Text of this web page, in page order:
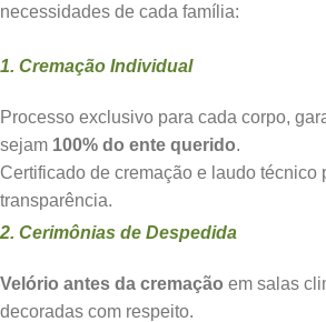
necessidades de cada família:
1. Cremação Individual
Processo exclusivo para cada corpo,
sejam 100% do ente querido.
Certificado de cremação e laudo técnico
transparência.
2. Cerimônias de Despedida
Velório antes da cremação em salas
decoradas com respeito.